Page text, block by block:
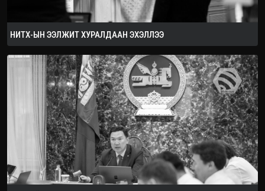
НИТХ-ЫН ЭЭЛЖИТ ХУРАЛДААН ЭХЭЛЛЭЭ